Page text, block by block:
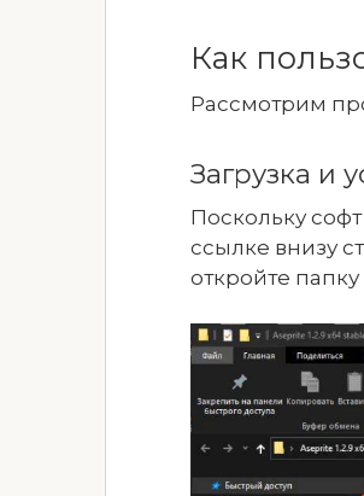
Как
Рассмотрим
Загрузка и
Поскольку
ссылке внизу
откройте